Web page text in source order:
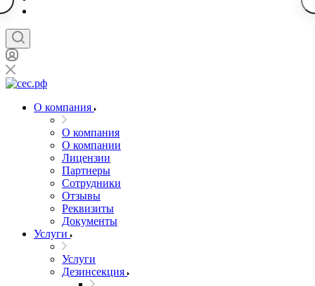
О компания
О компания
О компании
Лицензии
Партнеры
Сотрудники
Отзывы
Реквизиты
Документы
Услуги
Услуги
Дезинсекция